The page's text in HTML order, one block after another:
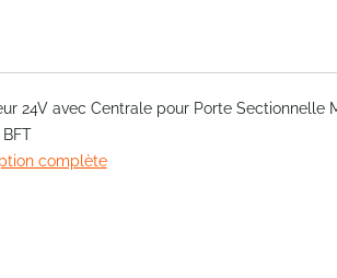
24V avec Centrale pour Porte Sectionnelle
complète